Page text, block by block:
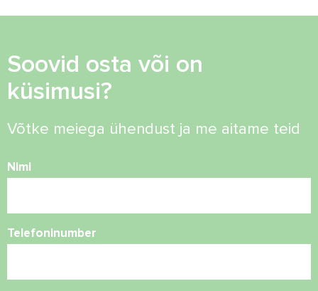
Soovid osta või on
küsimusi?
Võtke meiega ühendust ja me aitame teid
Nimi
Telefoninumber